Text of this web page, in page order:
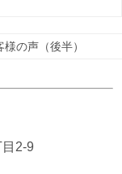
の声（後半）
2-9